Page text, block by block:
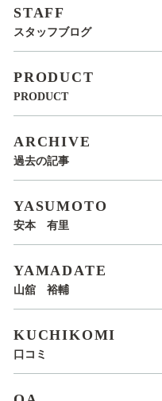
STAFF
スタッフブログ
PRODUCT
PRODUCT
ARCHIVE
過去の記事
YASUMOTO
安本 有里
YAMADATE
山舘 裕輔
KUCHIKOMI
口コミ